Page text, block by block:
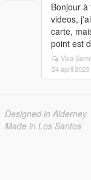
Bonjour
videos,
carte,
point est
Visa
24 april 2023
Designed in Alderney
Made in Los Santos